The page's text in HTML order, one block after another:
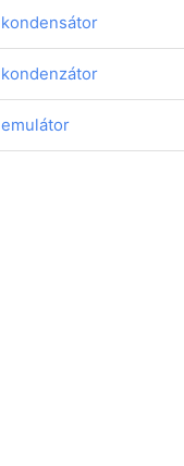
kondensátor
kondenzátor
emulátor